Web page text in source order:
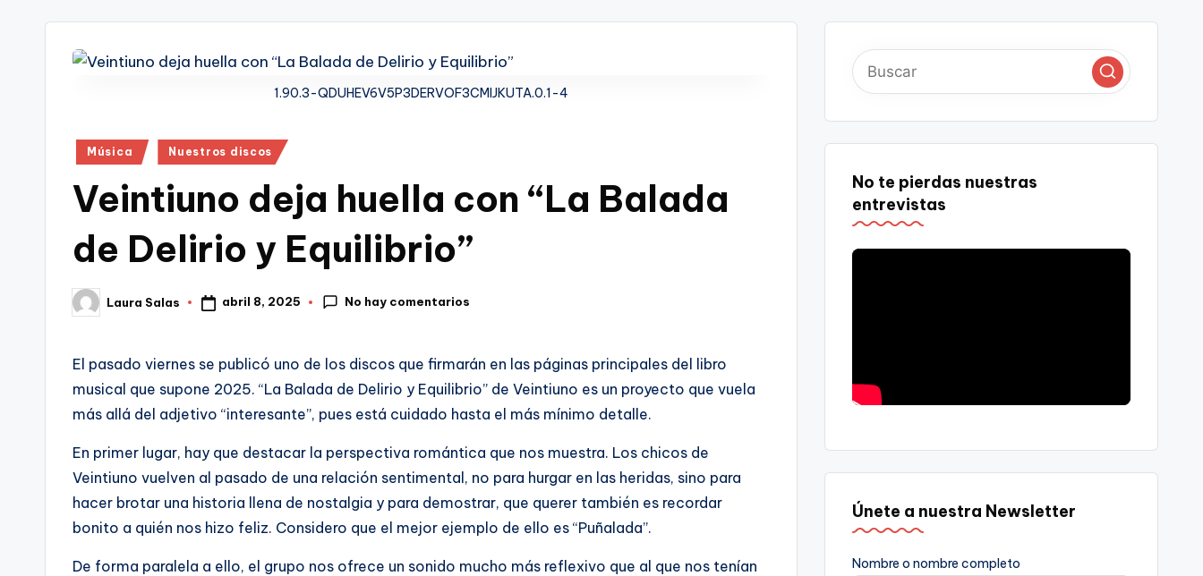
1.90.3-QDUHEV6V5P3DERVOF3CMIJKUTA.0.1-4
Publicado
Música Nuestros discos
Veintiuno deja huella con “La Balada
de Delirio y Equilibrio”
Publicado
por
Laura Salas abril 8, 2025 No hay comentarios
El pasado viernes se publicó uno de los discos que firmarán en las páginas principales del libro
musical que supone 2025. “La Balada de Delirio y Equilibrio” de Veintiuno es un proyecto que vuela
más allá del adjetivo “interesante”, pues está cuidado hasta el más mínimo detalle.
En primer lugar, hay que destacar la perspectiva romántica que nos muestra. Los chicos de
Veintiuno vuelven al pasado de una relación sentimental, no para hurgar en las heridas, sino para
hacer brotar una historia llena de nostalgia y para demostrar, que querer también es recordar
bonito a quién nos hizo feliz. Considero que el mejor ejemplo de ello es “Puñalada”.
De forma paralela a ello, el grupo nos ofrece un sonido mucho más reflexivo que al que nos tenían
No te pierdas nuestras
entrevistas
Únete a nuestra Newsletter
Nombre o nombre completo